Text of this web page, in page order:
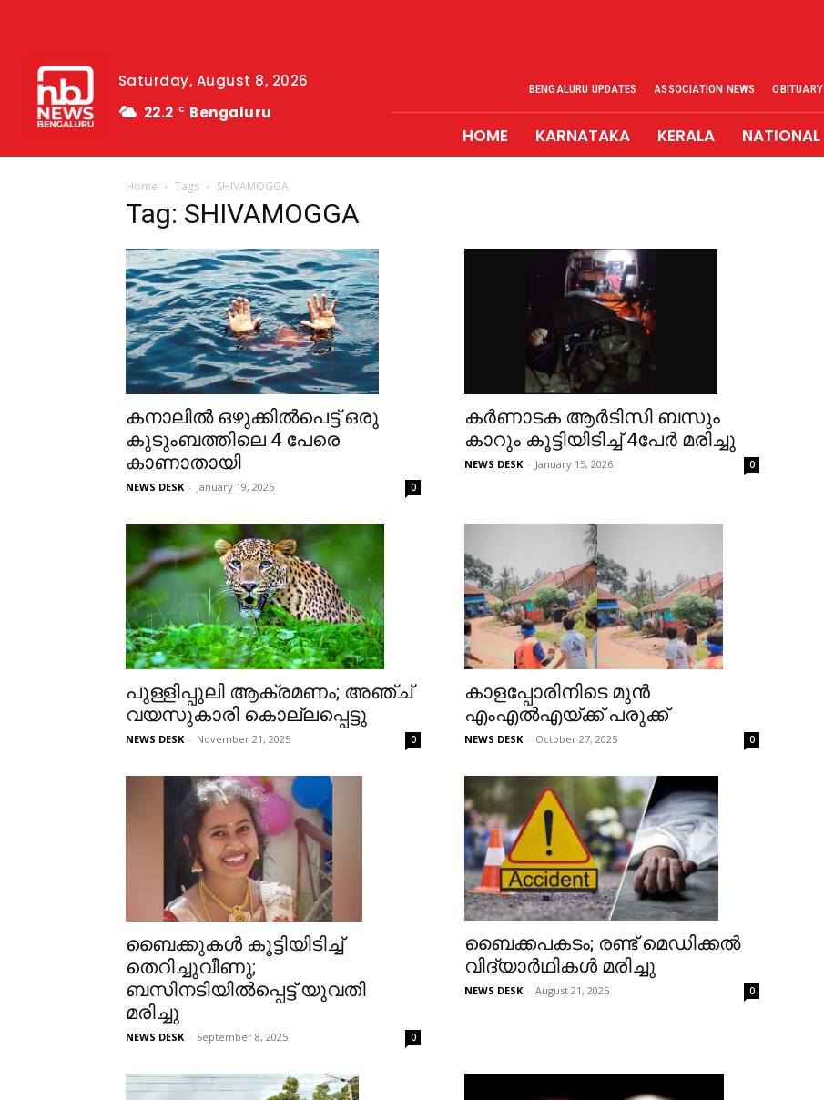
Saturday, August 8, 2026
22.2 C Bengaluru
BENGALURU UPDATES ASSOCIATION NEWS OBITUARY
HOME KARNATAKA KERALA NATIONAL
Home Tags SHIVAMOGGA
Tag: SHIVAMOGGA
കനാലിൽ ഒഴുക്കിൽപെട്ട് ഒരു
കുടുംബത്തിലെ 4 പേരെ
കാണാതായി
NEWS DESK - January 19, 2026 0
കർണാടക ആർടിസി ബസും
കാറും കൂട്ടിയിടിച്ച് 4പേര്‍ മരിച്ചു
NEWS DESK - January 15, 2026 0
പുള്ളിപ്പുലി ആക്രമണം; അഞ്ച്
വയസുകാരി കൊല്ലപ്പെട്ടു
NEWS DESK - November 21, 2025 0
കാളപ്പോരിനിടെ മുൻ
എംഎൽഎയ്ക്ക് പരുക്ക്
NEWS DESK - October 27, 2025 0
ബൈക്കുകൾ കൂട്ടിയിടിച്ച്
തെറിച്ചുവീണു;
ബസിനടിയില്‍പ്പെട്ട് യുവതി
മരിച്ചു
NEWS DESK - September 8, 2025 0
ബൈക്കപകടം; രണ്ട് മെഡിക്കൽ
വിദ്യാർഥികൾ മരിച്ചു
NEWS DESK - August 21, 2025 0